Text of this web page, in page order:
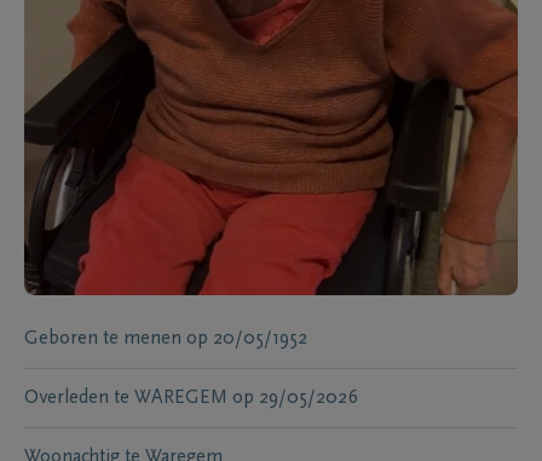
Geboren te menen op 20/05/1952
Overleden te WAREGEM op 29/05/2026